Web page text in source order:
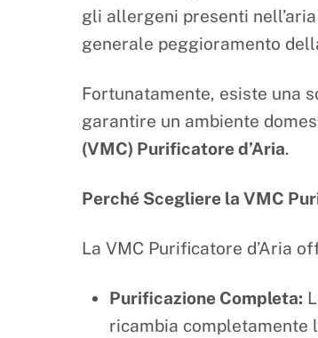
gli allergeni presenti
generale peggioramento
Fortunatamente, esiste una
garantire un ambiente
(VMC) Purificatore d’Aria.
Perché Scegliere la VMC
La VMC Purificatore d’Aria
Purificazione Completa:
ricambia completamente